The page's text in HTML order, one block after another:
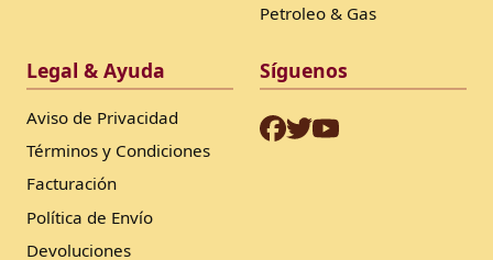
Petroleo & Gas
Legal & Ayuda
Aviso de Privacidad
Términos y Condiciones
Facturación
Política de Envío
Devoluciones
Síguenos